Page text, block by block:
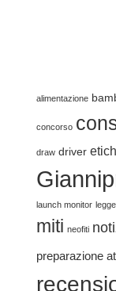
alimentazione
concorso
draw driver
launch monitor
miti neofiti
preparazione